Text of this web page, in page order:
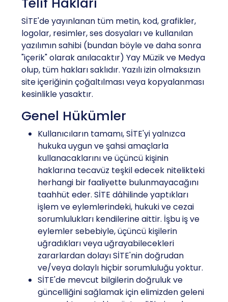
SİTE'de yayınlanan tüm metin, kod, grafikler,
logolar, resimler, ses dosyaları ve kullanılan
yazılımın sahibi (bundan böyle ve daha sonra
"içerik" olarak anılacaktır) Yay Müzik ve Medya
olup, tüm hakları saklıdır. Yazılı izin olmaksızın
site içeriğinin çoğaltılması veya kopyalanması
kesinlikle yasaktır.
Genel Hükümler
Kullanıcıların tamamı, SİTE'yi yalnızca
hukuka uygun ve şahsi amaçlarla
kullanacaklarını ve üçüncü kişinin
haklarına tecavüz teşkil edecek nitelikteki
herhangi bir faaliyette bulunmayacağını
taahhüt eder. SİTE dâhilinde yaptıkları
işlem ve eylemlerindeki, hukuki ve cezai
sorumlulukları kendilerine aittir. İşbu iş ve
eylemler sebebiyle, üçüncü kişilerin
uğradıkları veya uğrayabilecekleri
zararlardan dolayı SİTE'nin doğrudan
ve/veya dolaylı hiçbir sorumluluğu yoktur.
SİTE'de mevcut bilgilerin doğruluk ve
güncelliğini sağlamak için elimizden geleni